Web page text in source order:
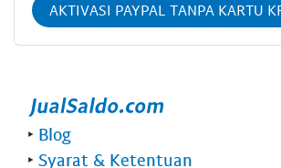
AKTIVASI PAYPAL TANPA KARTU
‣ Blog
‣ Syarat & Ketentuan